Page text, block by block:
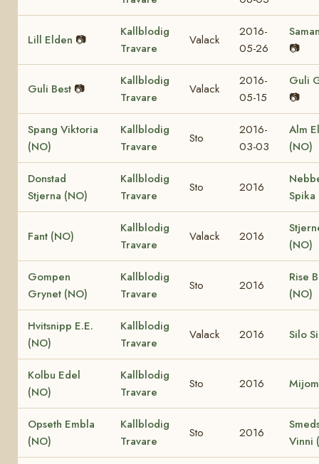
Lill Elden 📷
Kallblodig
Travare
Valack
2016-
05-26
📷
Guli Best 📷
Kallblodig
Travare
Valack
2016-
05-15
Guli
📷
Spang Viktoria
(NO)
Kallblodig
Travare
Sto
2016-
03-03
Alm
(NO)
Donstad
Stjerna (NO)
Kallblodig
Travare
Sto 2016
Spika
Fant (NO)
Kallblodig
Travare
Valack 2016
(NO)
Gompen
Grynet (NO)
Kallblodig
Travare
Sto 2016
Rise
(NO)
Hvitsnipp E.E.
(NO)
Kallblodig
Travare
Valack 2016 Silo
Kolbu Edel
(NO)
Kallblodig
Travare
Sto 2016
Opseth Embla
(NO)
Kallblodig
Travare
Sto 2016
Vinni